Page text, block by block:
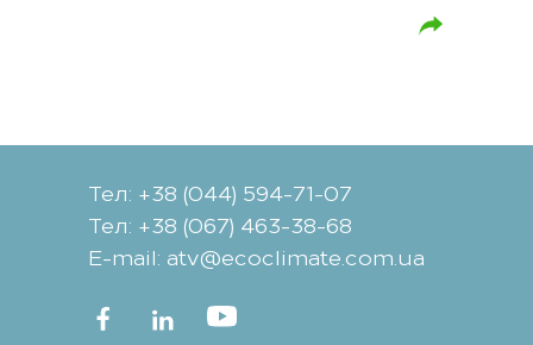
Тел: +38 (044) 594-71-07
Тел: +38 (067) 463-38-68
Е-mail: atv@ecoclimate.com.ua